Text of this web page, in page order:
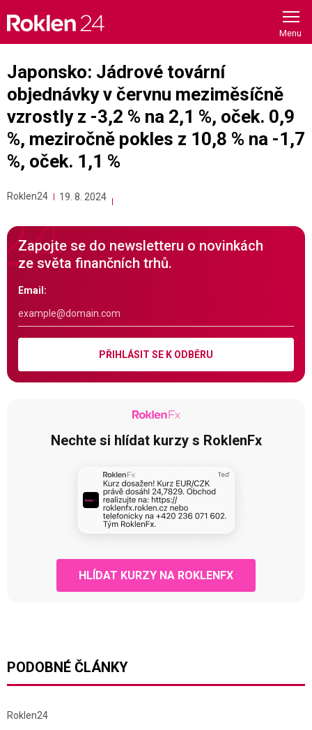
content
Japonsko: Jádrové tovární
objednávky v červnu meziměsíčně
vzrostly z -3,2 % na 2,1 %, oček. 0,9
%, meziročně pokles z 10,8 % na -1,7
%, oček. 1,1 %
Roklen24 19. 8. 2024
Zapojte se do newsletteru o novinkách
ze světa finančních trhů.
Email:
PŘIHLÁSIT SE K ODBĚRU
Nechte si hlídat kurzy s RoklenFx
HLÍDAT KURZY NA ROKLENFX
PODOBNÉ ČLÁNKY
Roklen24